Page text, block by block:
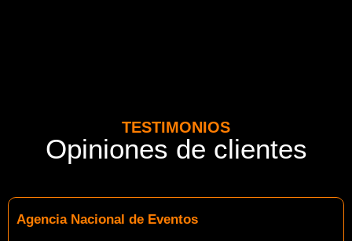
TESTIMONIOS
Opiniones de clientes
Agencia Nacional de Eventos